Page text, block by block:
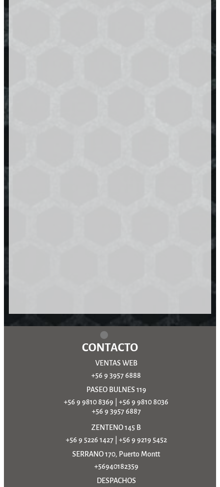
CONTACTO
VENTAS WEB
+56 9 3957 6888
PASEO BULNES 119
+56 9 9810 8369
+56 9 9810 8036
+56 9 3957 6887
ZENTENO 145 B
+56 9 5226 1427| +56 9 9219 5452
SERRANO 170, Puerto Montt
+56940182359
DESPACHOS